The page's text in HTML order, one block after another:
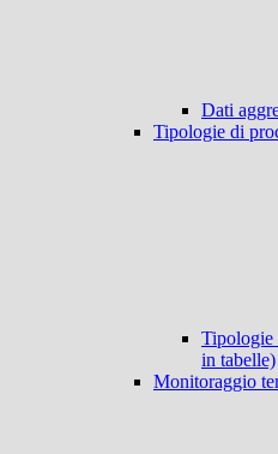
Dati
Tipologie di
Tipologie
in tabelle)
Monitoraggio